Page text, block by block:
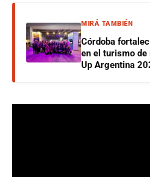
MIRÁ TAMBIÉN
Córdoba
en el turismo de
Up Argentina